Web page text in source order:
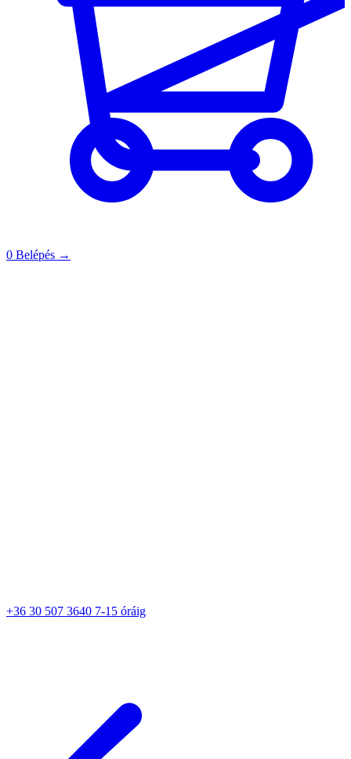
0 Belépés →
+36 30 507 3640 7-15 óráig